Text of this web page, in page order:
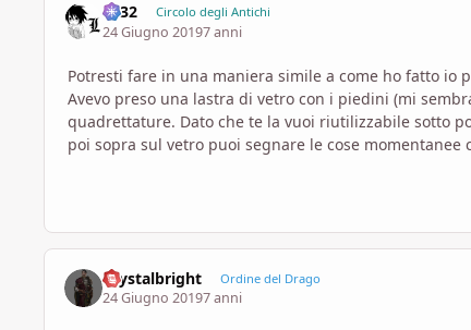
Lx32 Circolo degli Antichi
24 Giugno 20197 anni
Potresti fare in una maniera simile a come ho fatto io
Avevo preso una lastra di vetro con i piedini (mi
quadrettature. Dato che te la vuoi riutilizzabile sotto
poi sopra sul vetro puoi segnare le cose momentanee
Crystalbright Ordine del Drago
24 Giugno 20197 anni